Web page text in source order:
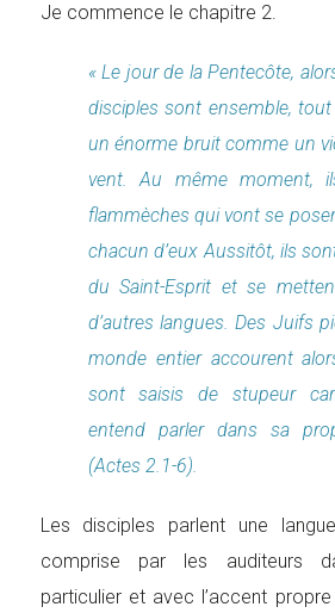
Je commence le chapitre 2.
« Le jour de la Pentecôte,
disciples sont ensemble,
un énorme bruit comme un
vent. Au même moment,
flammèches qui vont se
chacun d’eux Aussitôt, ils
du Saint-Esprit et se
d’autres langues. Des Juifs
monde entier accourent
sont saisis de stupeur
entend parler dans sa
(Actes 2.1-6).
Les disciples parlent une
comprise par les auditeurs
particulier et avec l’accent